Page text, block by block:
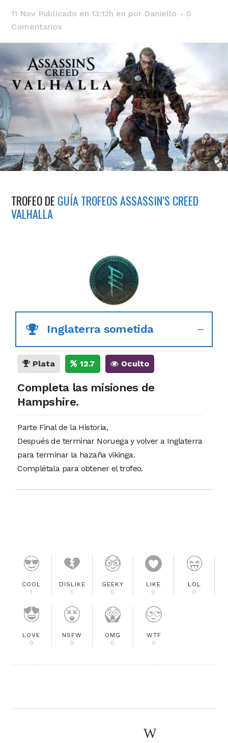
11 Nov Publicado en 13:12h en por Daniello
0
Comentarios
TROFEO DE GUÍA TROFEOS ASSASSIN’S CREED
VALHALLA
Inglaterra sometida
Plata 12.7 Oculto
Completa las misiones de
Hampshire.
Parte Final de la Historia,
Después de terminar Noruega y volver a Inglaterra
para terminar la hazaña vikinga.
Complétala para obtener el trofeo.
COOL
1
DISLIKE
1
GEEKY
0
LIKE
0
LOL
0
LOVE
0
NSFW
0
OMG
0
WTF
0